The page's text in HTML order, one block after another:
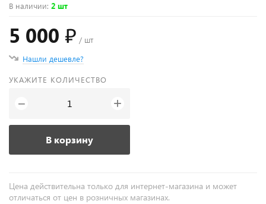
В наличии: 2 шт
5 000 ₽ / шт
Нашли дешевле?
УКАЖИТЕ КОЛИЧЕСТВО
− +
В корзину
Цена действительна только для интернет-магазина и может
отличаться от цен в розничных магазинах.